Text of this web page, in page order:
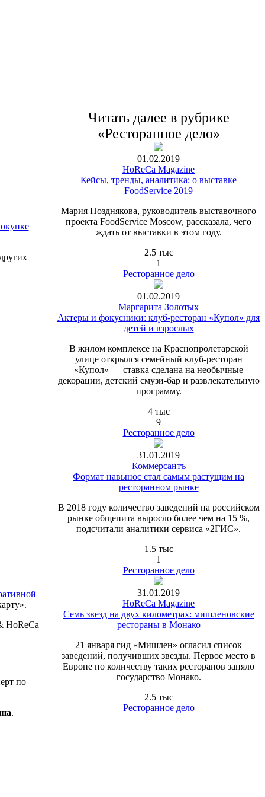
HoReCa
по
.
Читать далее в рубрике
«Ресторанное дело»
01.02.2019
HoReCa Magazine
Кейсы, тренды, аналитика: о выставке
FoodService 2019
Мария Позднякова, руководитель выставочного
проекта FoodService Moscow, рассказала, чего
ждать от выставки в этом году.
2.5 тыс
1
Ресторанное дело
01.02.2019
Маргарита Золотых
Актеры и фокусники: клуб-ресторан «Купол» для
детей и взрослых
В жилом комплексе на Краснопролетарской
улице открылся семейный клуб-ресторан
«Купол» — ставка сделана на необычные
декорации, детский смузи-бар и развлекательную
программу.
4 тыс
9
Ресторанное дело
31.01.2019
Коммерсантъ
Формат навынос стал самым растущим на
ресторанном рынке
В 2018 году количество заведений на российском
рынке общепита выросло более чем на 15 %,
подсчитали аналитики сервиса «2ГИС».
1.5 тыс
1
Ресторанное дело
31.01.2019
HoReCa Magazine
Семь звезд на двух километрах: мишленовские
рестораны в Монако
21 января гид «Мишлен» огласил список
заведений, получивших звезды. Первое место в
Европе по количеству таких ресторанов заняло
государство Монако.
2.5 тыс
Ресторанное дело